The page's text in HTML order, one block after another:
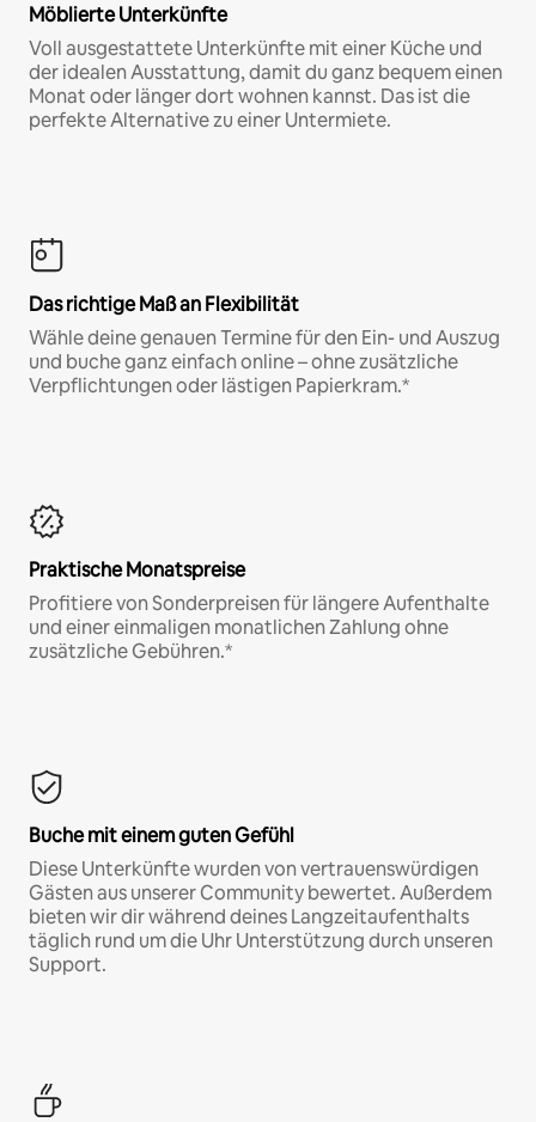
Möblierte Unterkünfte
Voll ausgestattete Unterkünfte mit einer Küche und
der idealen Ausstattung, damit du ganz bequem einen
Monat oder länger dort wohnen kannst. Das ist die
perfekte Alternative zu einer Untermiete.
Das richtige Maß an Flexibilität
Wähle deine genauen Termine für den Ein- und Auszug
und buche ganz einfach online – ohne zusätzliche
Verpflichtungen oder lästigen Papierkram.*
Praktische Monatspreise
Profitiere von Sonderpreisen für längere Aufenthalte
und einer einmaligen monatlichen Zahlung ohne
zusätzliche Gebühren.*
Buche mit einem guten Gefühl
Diese Unterkünfte wurden von vertrauenswürdigen
Gästen aus unserer Community bewertet. Außerdem
bieten wir dir während deines Langzeitaufenthalts
täglich rund um die Uhr Unterstützung durch unseren
Support.